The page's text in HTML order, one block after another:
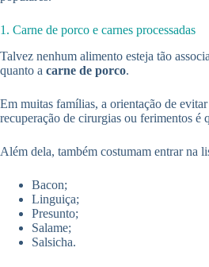
1. Carne de porco e carnes processadas
Talvez nenhum alimento esteja tão
quanto a carne de porco.
Em muitas famílias, a orientação de
recuperação de cirurgias ou ferimentos é
Além dela, também costumam entrar na
Bacon;
Linguiça;
Presunto;
Salame;
Salsicha.